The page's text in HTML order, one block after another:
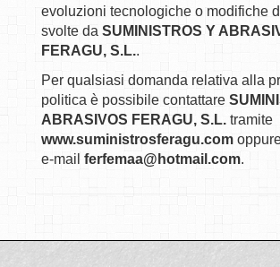
evoluzioni tecnologiche o modifiche
svolte da SUMINISTROS Y
FERAGU, S.L..
Per qualsiasi domanda relativa alla
politica è possibile contattare
ABRASIVOS FERAGU, S.L. tramite
www.suministrosferagu.com
e-mail ferfemaa@hotmail.com.